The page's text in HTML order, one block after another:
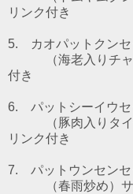
リンク付き
5. カオパットクンセ
（海老入りチャー
付き
6. パットシーイウセ
（豚肉入りタイ醤
リンク付き
7. パットウンセンセ
（春雨炒め）サラ